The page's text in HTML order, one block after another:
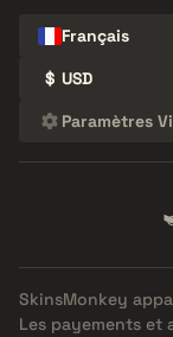
Français
$ USD
Paramètres
SkinsMonkey
Les payements et